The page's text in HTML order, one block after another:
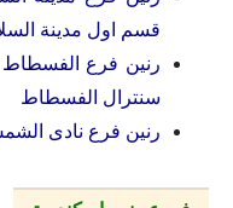
قسم اول مدينة
رنين فرع الفسطاط
سنترال الفسطاط
رنين فرع نادى